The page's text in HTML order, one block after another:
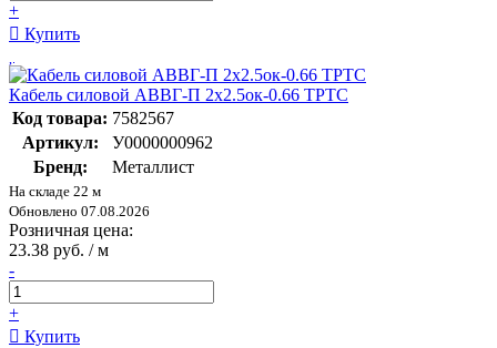
+
Купить
Кабель силовой АВВГ-П 2х2.5ок-0.66 ТРТС
Код товара: 7582567
Артикул:
У0000000962
Бренд:
Металлист
На складе 22 м
Обновлено 07.08.2026
Розничная цена:
23.38 руб. / м
-
+
Купить